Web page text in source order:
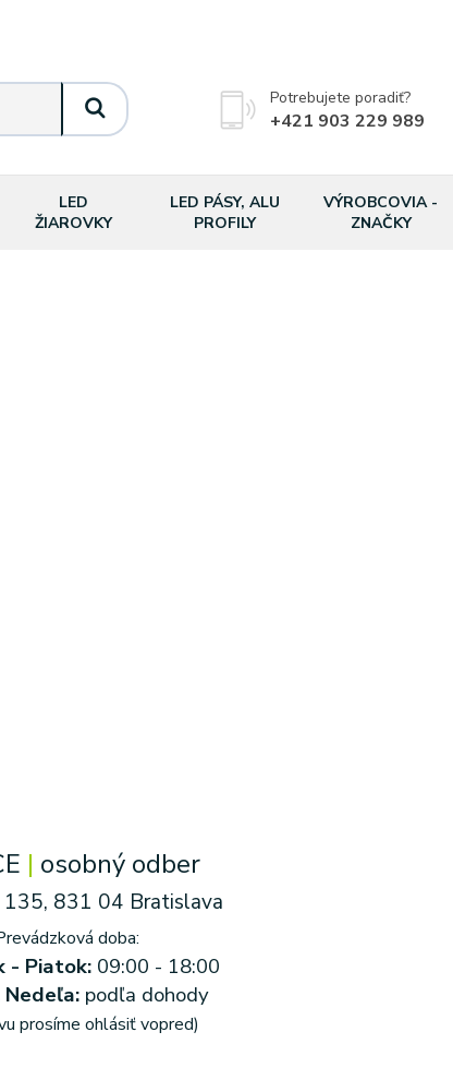
Potrebujete poradiť?
+421 903 229 989
LED
ŽIAROVKY
LED PÁSY, ALU
PROFILY
VÝROBCOVIA -
ZNAČKY
| osobný odber
135, 831 04 Bratislava
doba:
- Piatok: 09:00 - 18:00
podľa dohody
prosíme ohlásiť vopred)